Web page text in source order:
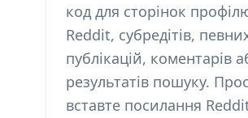
код для сторінок
Reddit, субредітів,
публікацій, коментарів
результатів пошуку.
вставте посилання